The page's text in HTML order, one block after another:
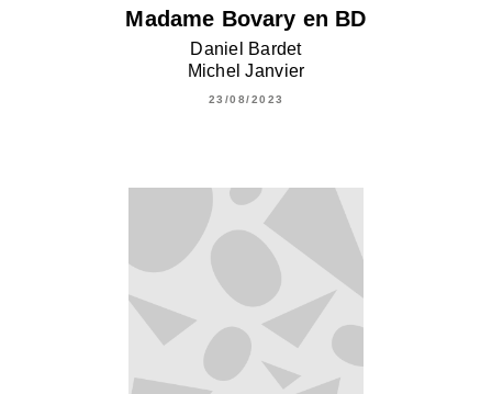
Madame Bovary en BD
Daniel Bardet
Michel Janvier
23/08/2023